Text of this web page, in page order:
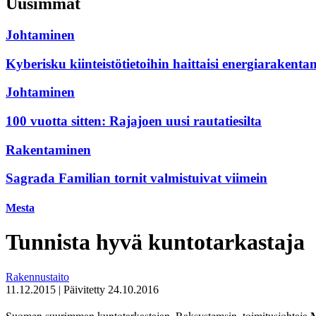
Johtaminen
Kyberisku kiinteistötietoihin haittaisi
Johtaminen
100 vuotta sitten: Rajajoen uusi rautatiesilta
Rakentaminen
Sagrada Familian tornit valmistuivat viimein
Mesta
Tunnista hyvä kuntotarkastaja
Rakennustaito
11.12.2015 | Päivitetty 24.10.2016